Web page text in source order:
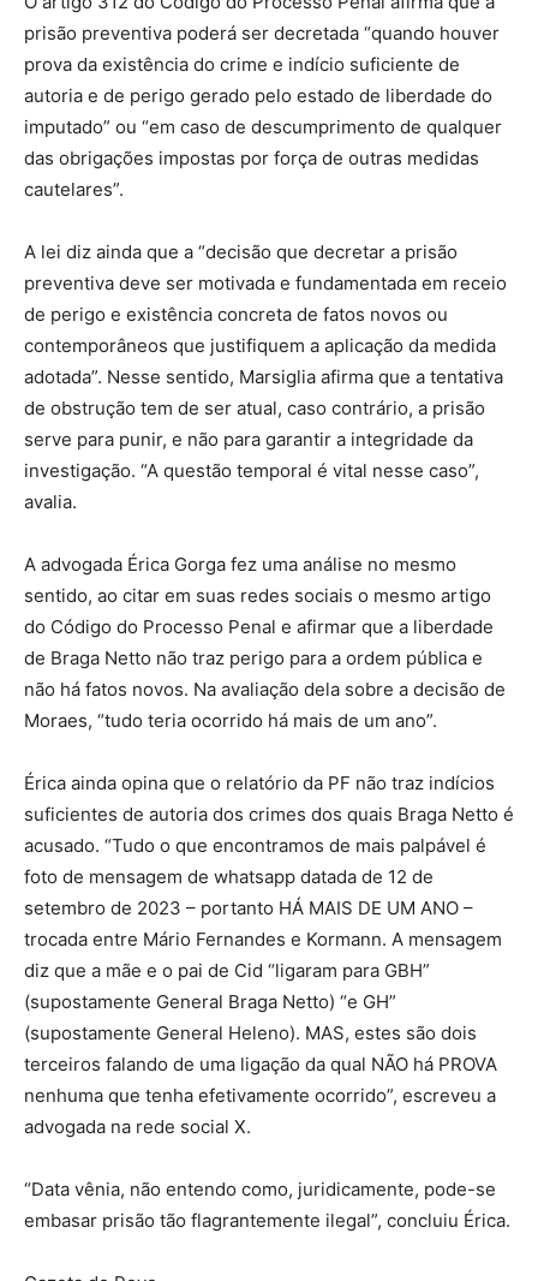
prisão preventiva poderá ser decretada “quando houver
prova da existência do crime e indício suficiente de
autoria e de perigo gerado pelo estado de liberdade do
imputado” ou “em caso de descumprimento de qualquer
das obrigações impostas por força de outras medidas
cautelares”.
A lei diz ainda que a “decisão que decretar a prisão
preventiva deve ser motivada e fundamentada em receio
de perigo e existência concreta de fatos novos ou
contemporâneos que justifiquem a aplicação da medida
adotada”. Nesse sentido, Marsiglia afirma que a tentativa
de obstrução tem de ser atual, caso contrário, a prisão
serve para punir, e não para garantir a integridade da
investigação. “A questão temporal é vital nesse caso”,
avalia.
A advogada Érica Gorga fez uma análise no mesmo
sentido, ao citar em suas redes sociais o mesmo artigo
do Código do Processo Penal e afirmar que a liberdade
de Braga Netto não traz perigo para a ordem pública e
não há fatos novos. Na avaliação dela sobre a decisão de
Moraes, “tudo teria ocorrido há mais de um ano”.
Érica ainda opina que o relatório da PF não traz indícios
suficientes de autoria dos crimes dos quais Braga Netto é
acusado. “Tudo o que encontramos de mais palpável é
foto de mensagem de whatsapp datada de 12 de
setembro de 2023 – portanto HÁ MAIS DE UM ANO –
trocada entre Mário Fernandes e Kormann. A mensagem
diz que a mãe e o pai de Cid “ligaram para GBH”
(supostamente General Braga Netto) “e GH”
(supostamente General Heleno). MAS, estes são dois
terceiros falando de uma ligação da qual NÃO há PROVA
nenhuma que tenha efetivamente ocorrido”, escreveu a
advogada na rede social X.
“Data vênia, não entendo como, juridicamente, pode-se
embasar prisão tão flagrantemente ilegal”, concluiu Érica.